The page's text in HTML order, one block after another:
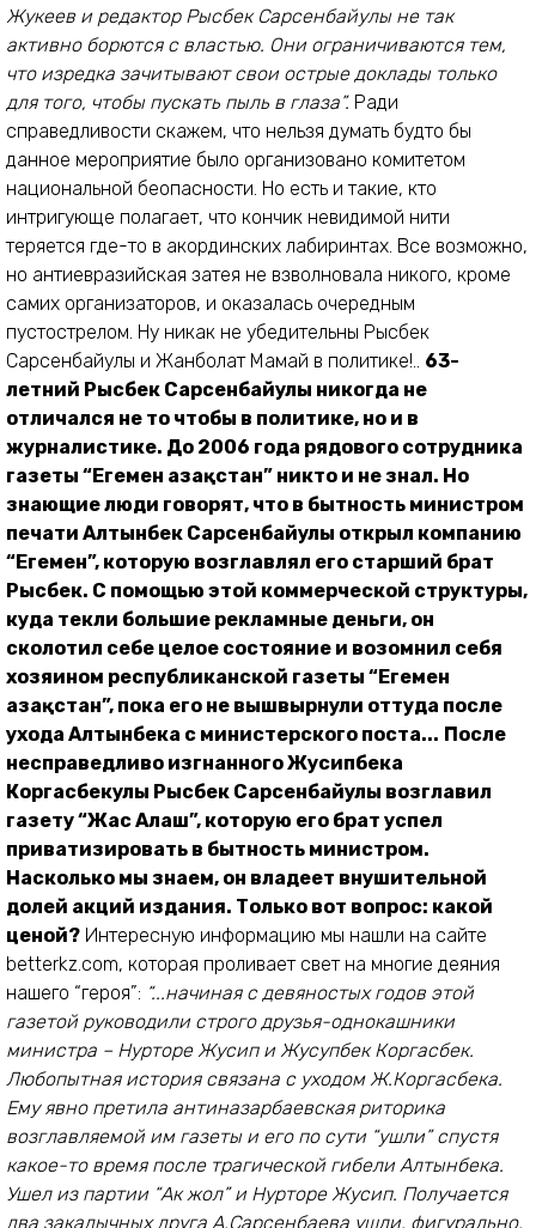
Жукеев и редактор Рысбек Сарсенбайулы не так
активно борются с властью. Они ограничиваются тем,
что изредка зачитывают свои острые доклады только
для того, чтобы пускать пыль в глаза”. Ради
справедливости скажем, что нельзя думать будто бы
данное мероприятие было организовано комитетом
национальной беопасности. Но есть и такие, кто
интригующе полагает, что кончик невидимой нити
теряется где-то в акординских лабиринтах. Все возможно,
но антиевразийская затея не взволновала никого, кроме
самих организаторов, и оказалась очередным
пустострелом. Ну никак не убедительны Рысбек
Сарсенбайулы и Жанболат Мамай в политике!.. 63-
летний Рысбек Сарсенбайулы никогда не
отличался не то чтобы в политике, но и в
журналистике. До 2006 года рядового сотрудника
газеты “Егемен Қазақстан” никто и не знал. Но
знающие люди говорят, что в бытность министром
печати Алтынбек Сарсенбайулы открыл компанию
“Егемен”, которую возглавлял его старший брат
Рысбек. С помощью этой коммерческой структуры,
куда текли большие рекламные деньги, он
сколотил себе целое состояние и возомнил себя
хозяином республиканской газеты “Егемен
Қазақстан”, пока его не вышвырнули оттуда после
ухода Алтынбека с министерского поста... После
несправедливо изгнанного Жусипбека
Коргасбекулы Рысбек Сарсенбайулы возглавил
газету “Жас Алаш”, которую его брат успел
приватизировать в бытность министром.
Насколько мы знаем, он владеет внушительной
долей акций издания. Только вот вопрос: какой
ценой? Интересную информацию мы нашли на сайте
betterkz.com, которая проливает свет на многие деяния
нашего “героя”: “...начиная с девяностых годов этой
газетой руководили строго друзья-однокашники
министра – Нурторе Жусип и Жусупбек Коргасбек.
Любопытная история связана с уходом Ж.Коргасбека.
Ему явно претила антиназарбаевская риторика
возглавляемой им газеты и его по сути “ушли” спустя
какое-то время после трагической гибели Алтынбека.
Ушел из партии “Ак жол” и Нурторе Жусип. Получается
два закадычных друга А.Сарсенбаева ушли, фигурально,